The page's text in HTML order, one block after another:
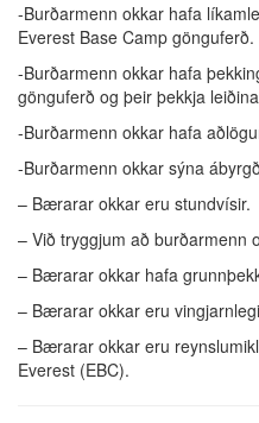
-Burðarmenn okkar hafa
Everest Base Camp gönguferð.
-Burðarmenn okkar hafa
gönguferð og þeir þekkja
-Burðarmenn okkar hafa
-Burðarmenn okkar sýna
– Bærarar okkar eru stundvísir.
– Við tryggjum að burðarmenn
– Bærarar okkar hafa
– Bærarar okkar eru
– Bærarar okkar eru
Everest (EBC).